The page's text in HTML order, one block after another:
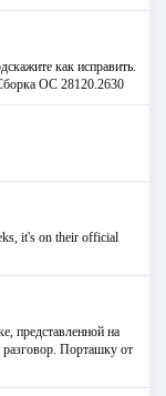
как исправить.
ОС 28120.2630
it's on their official
представленной на
Порташку от